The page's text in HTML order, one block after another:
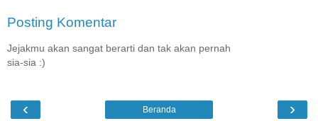
Posting Komentar
Jejakmu akan sangat berarti dan tak akan pernah
sia-sia :)
‹ ›
Beranda